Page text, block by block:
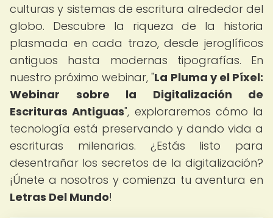
culturas y sistemas de escritura alrededor del
globo. Descubre la riqueza de la historia
plasmada en cada trazo, desde jeroglíficos
antiguos hasta modernas tipografías. En
nuestro próximo webinar, "La Pluma y el Píxel:
Webinar sobre la Digitalización de
Escrituras Antiguas", exploraremos cómo la
tecnología está preservando y dando vida a
escrituras milenarias. ¿Estás listo para
desentrañar los secretos de la digitalización?
¡Únete a nosotros y comienza tu aventura en
Letras Del Mundo!